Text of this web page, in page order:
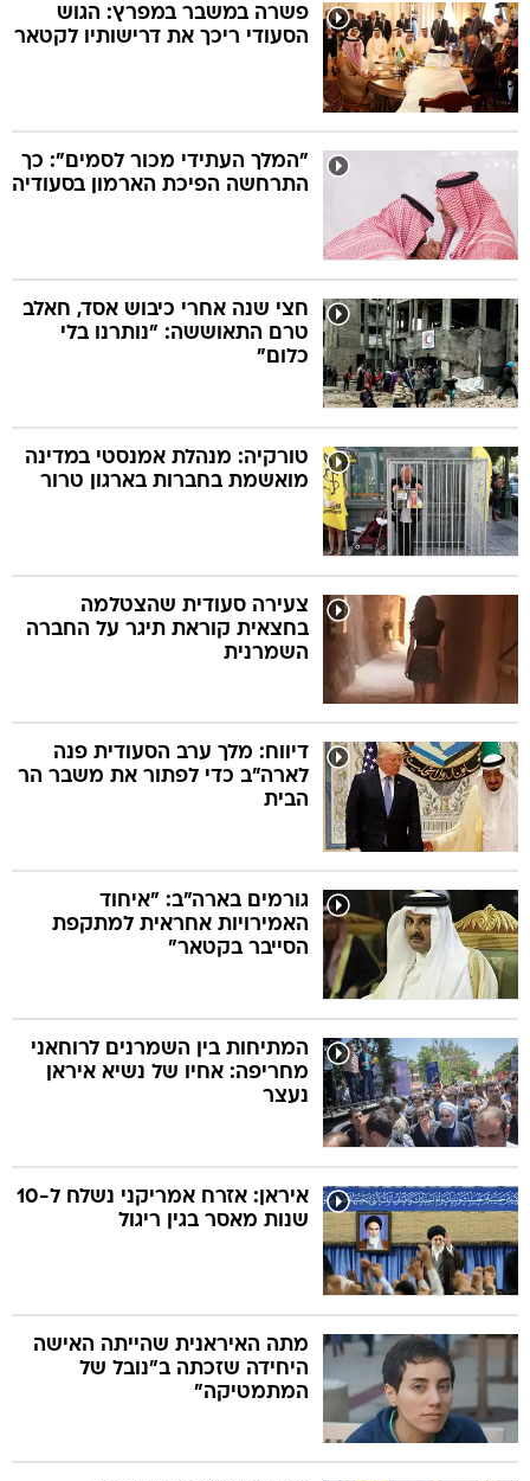
פשרה במשבר במפרץ: הגוש
הסעודי ריכך את דרישותיו לקטאר
"המלך העתידי מכור לסמים": כך
התרחשה הפיכת הארמון בסעודיה
חצי שנה אחרי כיבוש אסד, חאלב
טרם התאוששה: "נותרנו בלי
כלום"
טורקיה: מנהלת אמנסטי במדינה
מואשמת בחברות בארגון טרור
צעירה סעודית שהצטלמה
בחצאית קוראת תיגר על החברה
השמרנית
דיווח: מלך ערב הסעודית פנה
לארה"ב כדי לפתור את משבר הר
הבית
גורמים בארה"ב: "איחוד
האמירויות אחראית למתקפת
הסייבר בקטאר"
המתיחות בין השמרנים לרוחאני
מחריפה: אחיו של נשיא איראן
נעצר
איראן: אזרח אמריקני נשלח ל-10
שנות מאסר בגין ריגול
מתה האיראנית שהייתה האישה
היחידה שזכתה ב"נובל של
המתמטיקה"